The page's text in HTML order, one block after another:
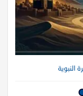
النبوية